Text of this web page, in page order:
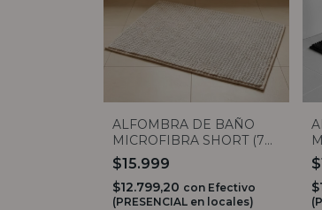
ALFOMBRA DE BAÑO
MICROFIBRA SHORT (7
COLORES)
$15.999
$12.799,20 con Efectivo
(PRESENCIAL en locales)